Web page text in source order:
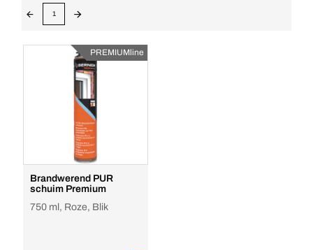
1
PREMIUMline
Brandwerend PUR
schuim Premium
750 ml, Roze, Blik